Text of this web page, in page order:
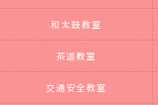
和太鼓教室
茶道教室
交通安全教室